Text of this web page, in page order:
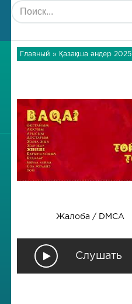
Главный » Қазақша әндер 2025
Жалоба / DMCA
Слушать